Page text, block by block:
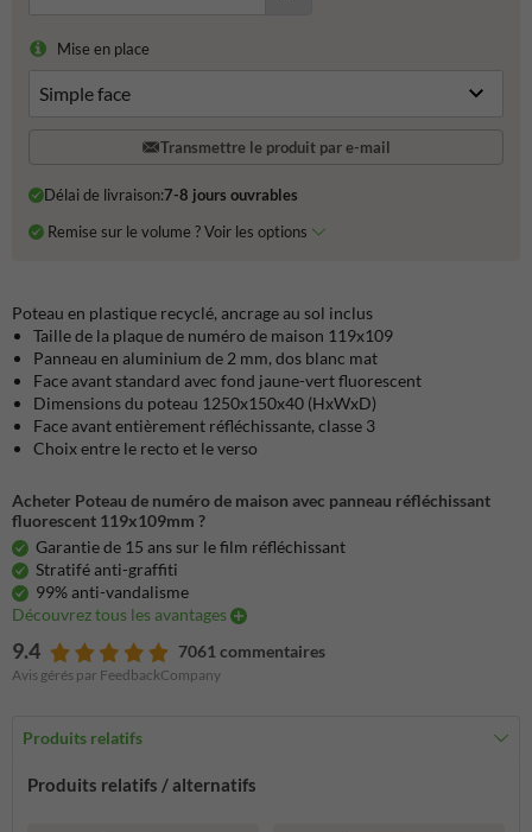
Mise en place
Transmettre le produit par e-mail
Délai de livraison:7-8 jours ouvrables
Remise sur le volume ? Voir les options
Poteau en plastique recyclé, ancrage au sol inclus
Taille de la plaque de numéro de maison 119x109
Panneau en aluminium de 2 mm, dos blanc mat
Face avant standard avec fond jaune-vert fluorescent
Dimensions du poteau 1250x150x40 (HxWxD)
Face avant entièrement réfléchissante, classe 3
Choix entre le recto et le verso
Acheter Poteau de numéro de maison avec panneau réfléchissant
fluorescent 119x109mm ?
Garantie de 15 ans sur le film réfléchissant
Stratifé anti-graffiti
99% anti-vandalisme
Découvrez tous les avantages
9.4 7061 commentaires
Avis gérés par FeedbackCompany
Produits relatifs
Produits relatifs / alternatifs